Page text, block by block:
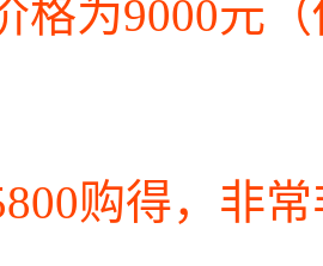
格为9000元
购得，非